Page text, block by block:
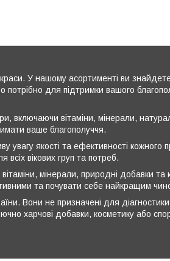
У нашому асортименті ви
потрібно для підтримки вашого
включаючи вітаміни, мінерали,
ваше благополуччя.
увагу якості та ефективності кожного
вікових груп та потреб.
мінерали, природні добавки та
та почувати себе найкращим
Вони не призначені для
харчові добавки, косметику або